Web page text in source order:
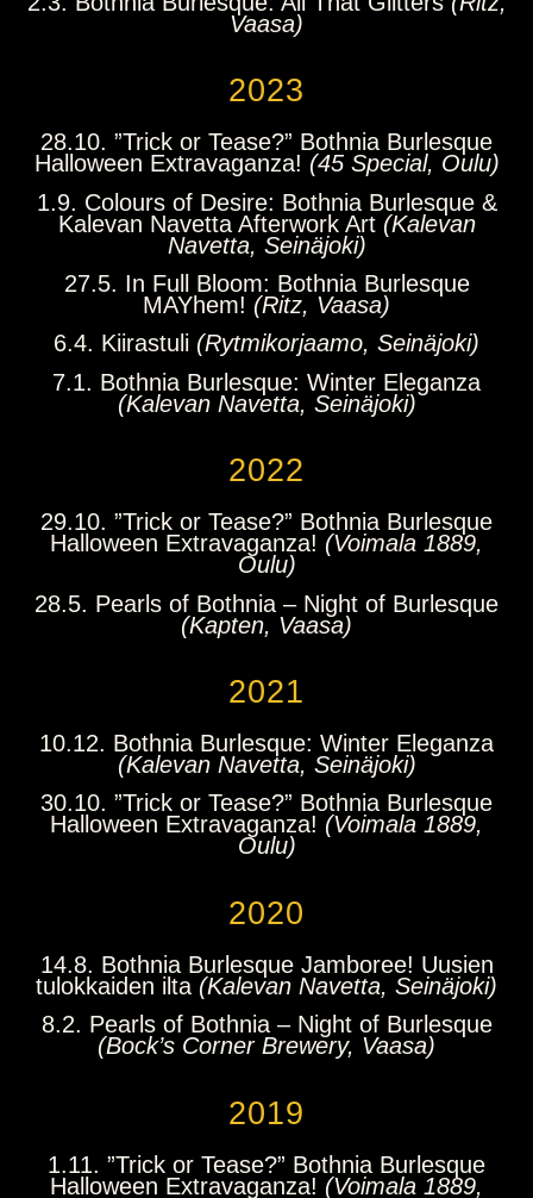
Vaasa)
2023
28.10. ”Trick or Tease?” Bothnia Burlesque
Halloween Extravaganza! (45 Special, Oulu)
1.9. Colours of Desire: Bothnia Burlesque &
Kalevan Navetta Afterwork Art (Kalevan
Navetta, Seinäjoki)
27.5. In Full Bloom: Bothnia Burlesque
MAYhem! (Ritz, Vaasa)
6.4. Kiirastuli (Rytmikorjaamo, Seinäjoki)
7.1. Bothnia Burlesque: Winter Eleganza
(Kalevan Navetta, Seinäjoki)
2022
29.10. ”Trick or Tease?” Bothnia Burlesque
Halloween Extravaganza! (Voimala 1889,
Oulu)
28.5. Pearls of Bothnia – Night of Burlesque
(Kapten, Vaasa)
2021
10.12. Bothnia Burlesque: Winter Eleganza
(Kalevan Navetta, Seinäjoki)
30.10. ”Trick or Tease?” Bothnia Burlesque
Halloween Extravaganza! (Voimala 1889,
Oulu)
2020
14.8. Bothnia Burlesque Jamboree! Uusien
tulokkaiden ilta (Kalevan Navetta, Seinäjoki)
8.2. Pearls of Bothnia – Night of Burlesque
(Bock’s Corner Brewery, Vaasa)
2019
1.11. ”Trick or Tease?” Bothnia Burlesque
Halloween Extravaganza! (Voimala 1889,